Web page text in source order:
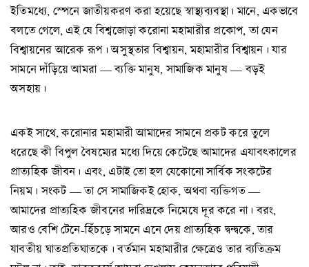
ইতিমধ্যে, স্পেনে জাতীয়করণ করা হয়েছে স্বাস্থ্যব্যবস্থা। মানে, একভাবে
বলতে গেলে, এই যে বিশ্বজোড়া করোনা মহামারীর প্রকোপ, তা যেন
বিশ্বায়নের আরেক রূপ। অসুস্থতার বিশ্বায়ন, মহামারীর বিশ্বায়ন। যার
সামনে দাঁড়িয়ে আমরা — ব্যক্তি মানুষ, সামাজিক মানুষ — বড়ই
অসহায়।
একই সাথে, করোনার মহামারী আমাদের সামনে প্রকট করে তুলে
ধরেছে কী বিপুল বৈষম্যের মধ্যে দিয়ে কেটেছে আমাদের এযাবৎকালের
প্রাত্যহিক জীবন। এবং, এটাই তো হল যেকোনো সার্বিক সংকটের
নিয়ম। সংকট — তা সে সামাজিকই হোক, অথবা ব্যক্তিগত —
আমাদের প্রাত্যহিক জীবনের দারিদ্রকে নিমেষে দূর করে না। বরং,
আরও বেশি টেনে-হিঁচড়ে সামনে এনে দেয় প্রাত্যহিক দ্বন্দ্বকে, তার
যাবতীয় ঘাতপ্রতিঘাতকে। বর্তমান মহামারীর ক্ষেত্রেও তার ব্যতিক্রম